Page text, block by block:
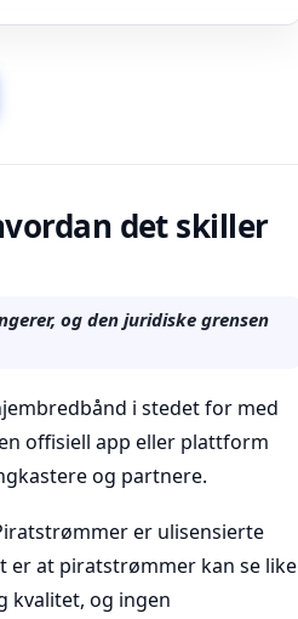
det skiller
og den juridiske grensen
i stedet for med
offisiell app eller plattform
og partnere.
er ulisensierte
er at piratstrømmer kan se like
kvalitet, og ingen